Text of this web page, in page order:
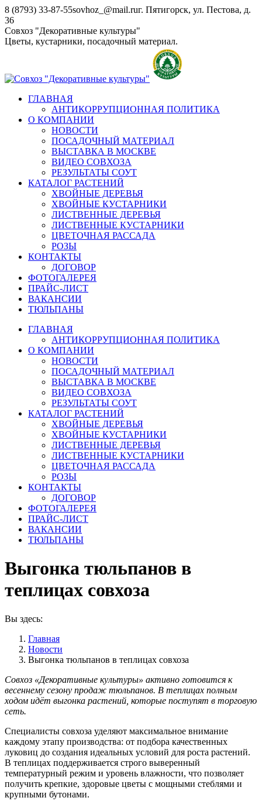
Перейти
к
содержанию
8 (8793) 33-87-55sovhoz_@mail.ruг. Пятигорск, ул. Пестова, д.
36
Совхоз "Декоративные культуры"
Цветы, кустарники, посадочный материал.
ГЛАВНАЯ
АНТИКОРРУПЦИОННАЯ ПОЛИТИКА
О КОМПАНИИ
НОВОСТИ
ПОСАДОЧНЫЙ МАТЕРИАЛ
ВЫСТАВКА В МОСКВЕ
ВИДЕО СОВХОЗА
РЕЗУЛЬТАТЫ СОУТ
КАТАЛОГ РАСТЕНИЙ
ХВОЙНЫЕ ДЕРЕВЬЯ
ХВОЙНЫЕ КУСТАРНИКИ
ЛИСТВЕННЫЕ ДЕРЕВЬЯ
ЛИСТВЕННЫЕ КУСТАРНИКИ
ЦВЕТОЧНАЯ РАССАДА
РОЗЫ
КОНТАКТЫ
ДОГОВОР
ФОТОГАЛЕРЕЯ
ПРАЙС-ЛИСТ
ВАКАНСИИ
ТЮЛЬПАНЫ
ГЛАВНАЯ
АНТИКОРРУПЦИОННАЯ ПОЛИТИКА
О КОМПАНИИ
НОВОСТИ
ПОСАДОЧНЫЙ МАТЕРИАЛ
ВЫСТАВКА В МОСКВЕ
ВИДЕО СОВХОЗА
РЕЗУЛЬТАТЫ СОУТ
КАТАЛОГ РАСТЕНИЙ
ХВОЙНЫЕ ДЕРЕВЬЯ
ХВОЙНЫЕ КУСТАРНИКИ
ЛИСТВЕННЫЕ ДЕРЕВЬЯ
ЛИСТВЕННЫЕ КУСТАРНИКИ
ЦВЕТОЧНАЯ РАССАДА
РОЗЫ
КОНТАКТЫ
ДОГОВОР
ФОТОГАЛЕРЕЯ
ПРАЙС-ЛИСТ
ВАКАНСИИ
ТЮЛЬПАНЫ
Выгонка тюльпанов в
теплицах совхоза
Вы здесь:
Главная
Новости
Выгонка тюльпанов в теплицах совхоза
Совхоз «Декоративные культуры» активно готовится к
весеннему сезону продаж тюльпанов. В теплицах полным
ходом идёт выгонка растений, которые поступят в торговую
сеть.
Специалисты совхоза уделяют максимальное внимание
каждому этапу производства: от подбора качественных
луковиц до создания идеальных условий для роста растений.
В теплицах поддерживается строго выверенный
температурный режим и уровень влажности, что позволяет
получить крепкие, здоровые цветы с мощными стеблями и
крупными бутонами.